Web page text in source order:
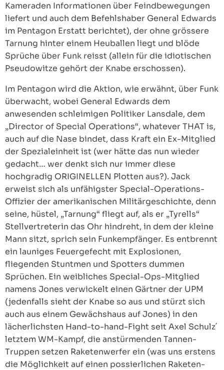
Kameraden Informationen über Feindbewegungen
liefert und auch dem Befehlshaber General Edwards
im Pentagon Erstatt berichtet), der ohne grössere
Tarnung hinter einem Heuballen liegt und blöde
Sprüche über Funk reisst (allein für die idiotischen
Pseudowitze gehört der Knabe erschossen).
Im Pentagon wird die Aktion, wie erwähnt, über Funk
überwacht, wobei General Edwards dem
anwesenden schleimigen Politiker Lansdale, dem
„Director of Special Operations“, whatever THAT is,
auch auf die Nase bindet, dass Kraft ein Ex-Mitglied
der Spezialeinheit ist (wer hätte das nun wieder
gedacht… wer denkt sich nur immer diese
hochgradig ORIGINELLEN Plotten aus?). Jack
erweist sich als unfähigster Special-Operations-
Offizier der amerikanischen Militärgeschichte, denn
seine, hüstel, „Tarnung“ fliegt auf, als er „Tyrells“
Stellvertreterin das Ohr hindreht, in dem der kleine
Mann sitzt, sprich sein Funkempfänger. Es entbrennt
ein launiges Feuergefecht mit Explosionen,
fliegenden Stuntmen und Spotters dummen
Sprüchen. Ein weibliches Special-Ops-Mitglied
namens Jones verwickelt einen Gärtner der UPM
(jedenfalls sieht der Knabe so aus und stürzt sich
auch aus einem Gewächshaus auf Jones) in den
lächerlichsten Hand-to-hand-Fight seit Axel Schulz´
letztem WM-Kampf, die anstürmenden Tannen-
Truppen setzen Raketenwerfer ein (was uns erstens
die Möglichkeit auf einen possierlichen Raketen-